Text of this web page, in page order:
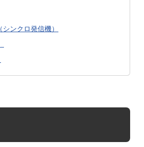
ンクロ発信機）